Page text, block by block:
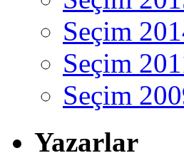
Seçim
Seçim
Seçim
Yazarlar